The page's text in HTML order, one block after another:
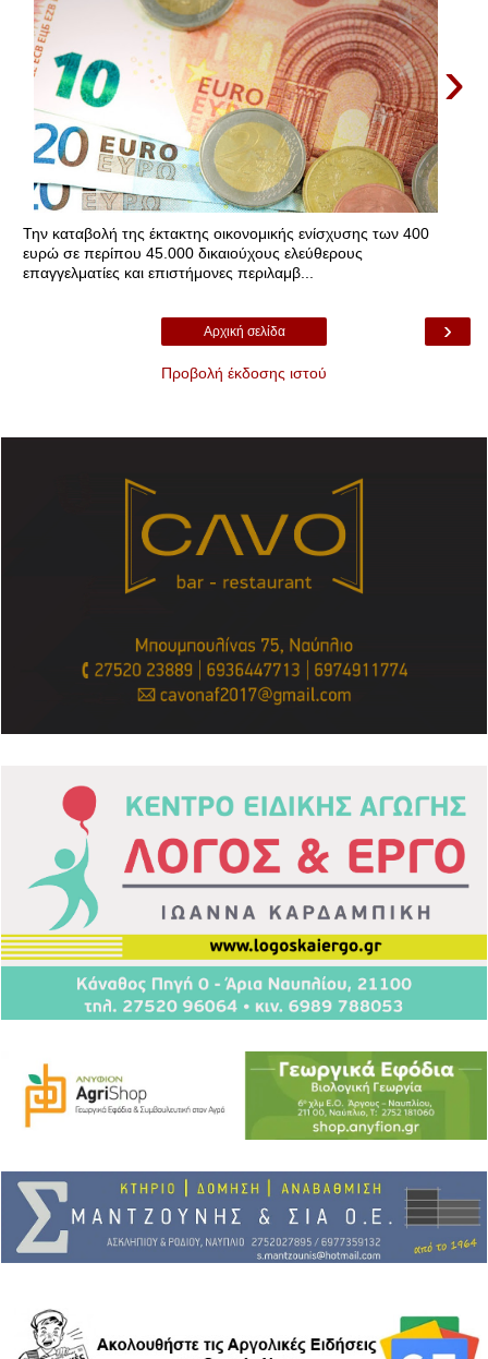
›
Την καταβολή της έκτακτης οικονομικής ενίσχυσης των 400
ευρώ σε περίπου 45.000 δικαιούχους ελεύθερους
επαγγελματίες και επιστήμονες περιλαμβ...
›
Αρχική σελίδα
Προβολή έκδοσης ιστού